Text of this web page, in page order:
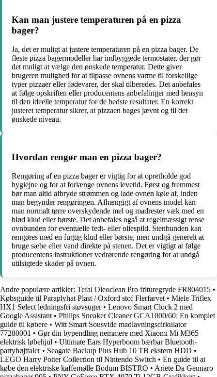
Kan man justere temperaturen på en pizza
bager?
Ja, det er muligt at justere temperaturen på en pizza bager. De
fleste pizza bagermodeller har indbyggede termostater, der gør
det muligt at vælge den ønskede temperatur. Dette giver
brugeren mulighed for at tilpasse ovnens varme til forskellige
typer pizzaer eller fødevarer, der skal tilberedes. Det anbefales
at følge opskriften eller producentens anbefalinger med hensyn
til den ideelle temperatur for de bedste resultater. En korrekt
justeret temperatur sikrer, at pizzaen bages jævnt og til det
ønskede niveau.
Hvordan rengør man en pizza bager?
Rengøring af en pizza bager er vigtig for at opretholde god
hygiejne og for at forlænge ovnens levetid. Først og fremmest
bør man altid afbryde strømmen og lade ovnen køle af, inden
man begynder rengøringen. Afhængigt af ovnens model kan
man normalt tørre overskydende mel og madrester væk med en
blød klud eller børste. Det anbefales også at regelmæssigt rense
ovnbunden for eventuelle fedt- eller oliespild. Stenbunden kan
rengøres med en fugtig klud eller børste, men undgå generelt at
bruge sæbe eller vand direkte på stenen. Det er vigtigt at følge
producentens instruktioner vedrørende rengøring for at undgå
utilsigtede skader på ovnen.
Andre populære artikler: Tefal Oleoclean Pro frituregryde FR804015 •
Købsguide til Paraplyhat Plast / Oxford stof Flerfarvet • Miele Triflex
HX1 Select ledningsfri støvsuger• Lenovo Smart Clock 2 med
Google Assistant • Philips Sneaker Cleaner GCA1000/60: En komplet
guide til købere • Witt Smart Sousvide madlavningscirkulator
77280001 • Gør din bypendling nemmere med Xiaomi Mi M365
elektrisk løbehjul • Ultimate Ears Hyperboom bærbar Bluetooth-
partyhøjttaler• Seagate Backup Plus Hub 10 TB ekstern HDD •
LEGO Harry Potter Collection til Nintendo Switch • En guide til at
købe den elektriske kaffemølle Bodum BISTRO • Ariete Da Gennaro